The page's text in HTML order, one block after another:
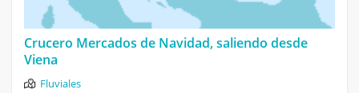
Crucero Mercados de Navidad, saliendo desde
Viena
Fluviales